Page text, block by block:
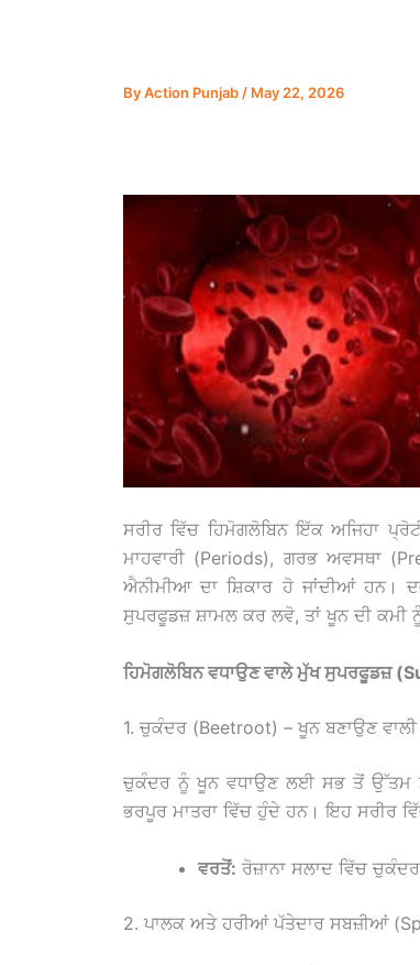
ByAction Punjab / May 22, 2026
ਸਰੀਰ ਵਿੱਚ ਹਿਮੋਗਲੋਬਿਨ ਇੱਕ ਅਜਿਹਾ
ਮਾਹਵਾਰੀ (Periods), ਗਰਭ ਅਵਸਥਾ
ਐਨੀਮੀਆ ਦਾ ਸ਼ਿਕਾਰ ਹੋ ਜਾਂਦੀਆਂ ਹਨ।
ਸੁਪਰਫੂਡਜ਼ ਸ਼ਾਮਲ ਕਰ ਲਵੋ, ਤਾਂ ਖੂਨ ਦੀ ਕਮੀ
ਹਿਮੋਗਲੋਬਿਨ ਵਧਾਉਣ ਵਾਲੇ ਮੁੱਖ ਸੁਪਰਫੂਡਜ਼
1. ਚੁਕੰਦਰ (Beetroot) – ਖੂਨ ਬਣਾਉਣ
ਚੁਕੰਦਰ ਨੂੰ ਖੂਨ ਵਧਾਉਣ ਲਈ ਸਭ ਤੋਂ ਉੱਤਮ
ਭਰਪੂਰ ਮਾਤਰਾ ਵਿੱਚ ਹੁੰਦੇ ਹਨ। ਇਹ ਸਰੀਰ
ਵਰਤੋਂ: ਰੋਜ਼ਾਨਾ ਸਲਾਦ ਵਿੱਚ
2. ਪਾਲਕ ਅਤੇ ਹਰੀਆਂ ਪੱਤੇਦਾਰ ਸਬਜ਼ੀਆਂ